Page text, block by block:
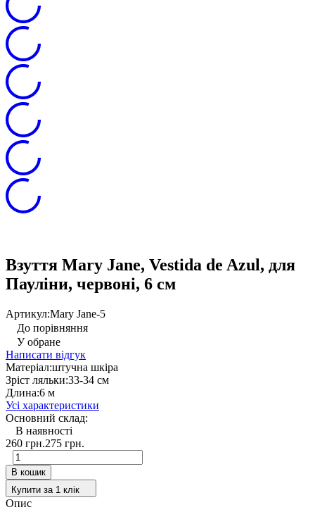
Взуття Mary Jane, Vestida de Azul, для
Пауліни, червоні, 6 см
Артикул:Mary Jane-5
До порівняння
У обране
Написати відгук
Матеріал:штучна шкіра
Зріст ляльки:33-34 см
Длина:6 м
Усі характеристики
Основний склад:
В наявності
260 грн.275 грн.
В кошик
Купити за 1 клiк
Опис